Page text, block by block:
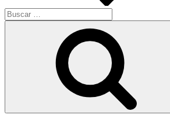
Buscar
por: